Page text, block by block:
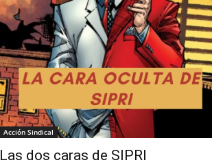
Acción Sindical
Las dos caras de SIPRI